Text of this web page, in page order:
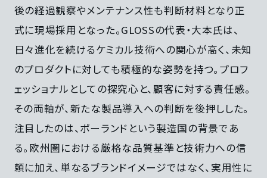
後の経過観察やメンテナンス性も判断材料となり正
式に現場採用となった。GLOSSの代表・大本氏は、
日々進化を続けるケミカル技術への関心が高く、未知
のプロダクトに対しても積極的な姿勢を持つ。プロフ
ェッショナルとしての探究心と、顧客に対する責任感。
その両軸が、新たな製品導入への判断を後押しした。
注目したのは、ポーランドという製造国の背景であ
る。欧州圏における厳格な品質基準と技術力への信
頼に加え、単なるブランドイメージではなく、実用性に